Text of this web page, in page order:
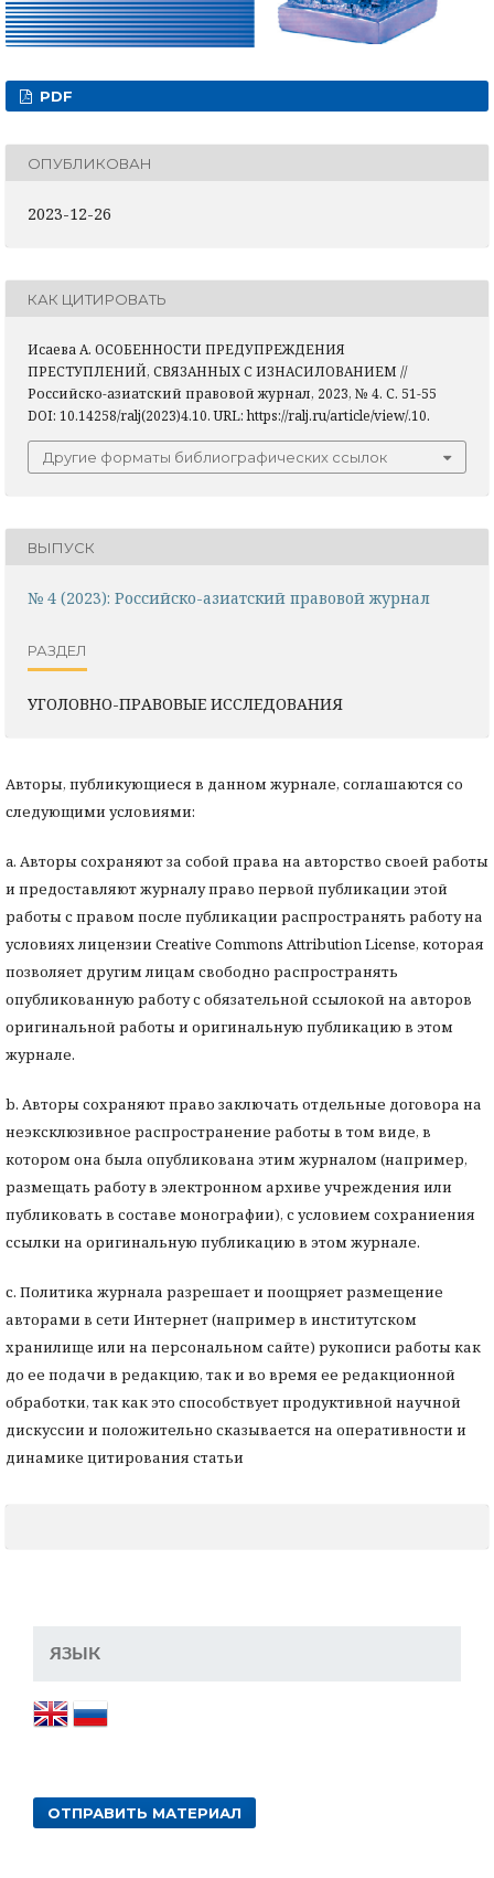
PDF
ОПУБЛИКОВАН
2023-12-26
КАК ЦИТИРОВАТЬ
Исаева А. ОСОБЕННОСТИ ПРЕДУПРЕЖДЕНИЯ
ПРЕСТУПЛЕНИЙ, СВЯЗАННЫХ С ИЗНАСИЛОВАНИЕМ //
Российско-азиатский правовой журнал, 2023, № 4. С. 51-55
DOI: 10.14258/ralj(2023)4.10. URL: https://ralj.ru/article/view/.10.
Другие форматы библиографических ссылок
ВЫПУСК
№ 4 (2023): Российско-азиатский правовой журнал
РАЗДЕЛ
УГОЛОВНО-ПРАВОВЫЕ ИССЛЕДОВАНИЯ
Авторы, публикующиеся в данном журнале, соглашаются со
следующими условиями:
a. Авторы сохраняют за собой права на авторство своей работы
и предоставляют журналу право первой публикации этой
работы с правом после публикации распространять работу на
условиях лицензии Creative Commons Attribution License, которая
позволяет другим лицам свободно распространять
опубликованную работу с обязательной ссылокой на авторов
оригинальной работы и оригинальную публикацию в этом
журнале.
b. Авторы сохраняют право заключать отдельные договора на
неэксклюзивное распространение работы в том виде, в
котором она была опубликована этим журналом (например,
размещать работу в электронном архиве учреждения или
публиковать в составе монографии), с условием сохраниения
ссылки на оригинальную публикацию в этом журнале.
с. Политика журнала разрешает и поощряет размещение
авторами в сети Интернет (например в институтском
хранилище или на персональном сайте) рукописи работы как
до ее подачи в редакцию, так и во время ее редакционной
обработки, так как это способствует продуктивной научной
дискуссии и положительно сказывается на оперативности и
динамике цитирования статьи
ЯЗЫК
ОТПРАВИТЬ МАТЕРИАЛ